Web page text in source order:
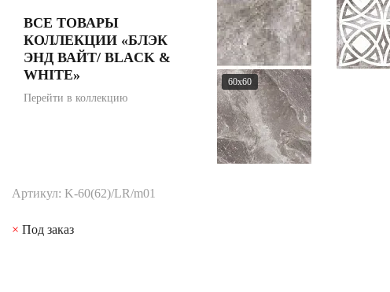
ВСЕ ТОВАРЫ
КОЛЛЕКЦИИ «БЛЭК
ЭНД ВАЙТ/ BLACK &
WHITE»
Перейти в коллекцию
60x60
Артикул: K-60(62)/LR/m01
× Под заказ